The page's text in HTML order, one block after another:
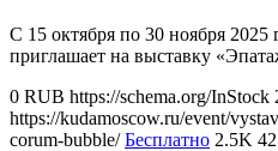
С 15 октября по 30 ноября
приглашает на выставку
0 RUB https://schema.org/InStock
https://kudamoscow.ru/event/
corum-bubble/ Бесплатно 2.5K 42